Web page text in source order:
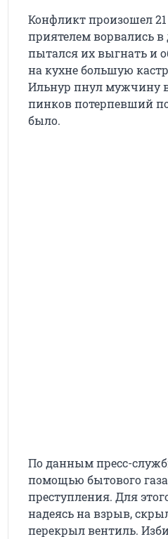
Конфликт произошел
приятелем ворвались в
пытался их выгнать и
на кухне большую
Ильнур пнул мужчину в
пинков потерпевший
было.
По данным пресс-
помощью бытового
преступления. Для
надеясь на взрыв,
перекрыл вентиль.